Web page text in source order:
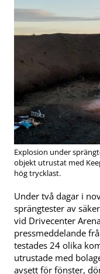
Explosion under
objekt utrustat med
hög trycklast.
Under två dagar i
sprängtester av
vid Drivecenter
pressmeddelande
testades 24 olika
utrustade med
avsett för fönster,